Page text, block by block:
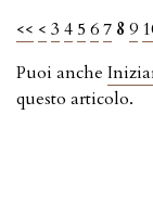
<< < 3 4 5 67 8 9
Puoi anche
questo articolo.